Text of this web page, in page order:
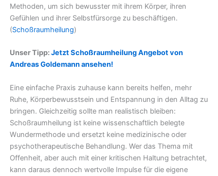
Methoden, um sich bewusster mit ihrem Körper, ihren
Gefühlen und ihrer Selbstfürsorge zu beschäftigen.
(Schoßraumheilung)
Unser Tipp:Jetzt Schoßraumheilung Angebot von
Andreas Goldemann ansehen!
Eine einfache Praxis zuhause kann bereits helfen, mehr
Ruhe, Körperbewusstsein und Entspannung in den Alltag zu
bringen. Gleichzeitig sollte man realistisch bleiben:
Schoßraumheilung ist keine wissenschaftlich belegte
Wundermethode und ersetzt keine medizinische oder
psychotherapeutische Behandlung. Wer das Thema mit
Offenheit, aber auch mit einer kritischen Haltung betrachtet,
kann daraus dennoch wertvolle Impulse für die eigene